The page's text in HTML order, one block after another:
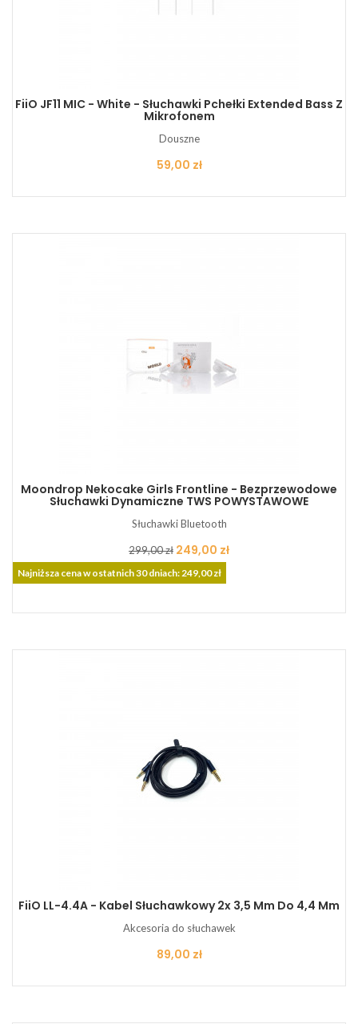
FiiO JF11 MIC - White - Słuchawki Pchełki Extended Bass Z
Mikrofonem
Douszne
Cena
59,00 zł
Moondrop Nekocake Girls Frontline - Bezprzewodowe
Słuchawki Dynamiczne TWS POWYSTAWOWE
Słuchawki Bluetooth
Cena
podstawowa
299,00 zł Cena
249,00 zł
Najniższa cena w ostatnich 30 dniach: 249,00 zł
FiiO LL-4.4A - Kabel Słuchawkowy 2x 3,5 Mm Do 4,4 Mm
Akcesoria do słuchawek
Cena
89,00 zł